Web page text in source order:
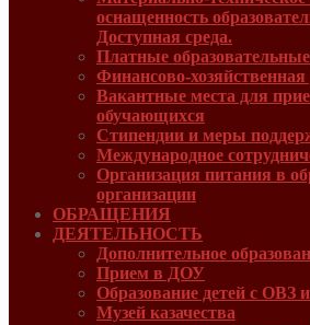
оснащенность
Доступная среда.
Платные
Финансово-хозяйственная
Вакантные места для
обучающихся
Стипендии и меры
Международное
Организация питания в
организации
ОБРАЩЕНИЯ
ДЕЯТЕЛЬНОСТЬ
Дополнительное
Прием в ДОУ
Образование детей с ОВЗ
Музей казачества